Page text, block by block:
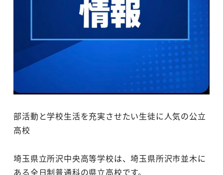
部活動と学校生活を充実させたい生徒に人気の公立
高校
埼玉県立所沢中央高等学校は、埼玉県所沢市並木に
ある全日制普通科の県立高校です。